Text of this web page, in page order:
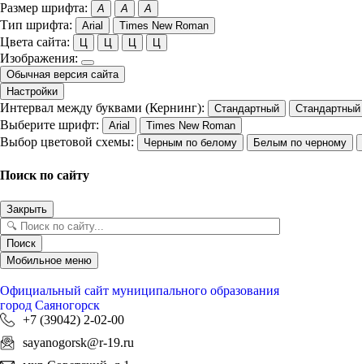
Размер шрифта: A A A
Тип шрифта: Arial Times New Roman
Цвета сайта: Ц Ц Ц Ц
Изображения:
Обычная версия сайта
Настройки
Интервал между буквами (Кернинг): Стандартный Стандартный
Выберите шрифт: Arial Times New Roman
Выбор цветовой схемы: Черным по белому Белым по черному
Поиск по сайту
Закрыть
Поиск
Мобильное меню
Официальный сайт муниципального образования
город Саяногорск
+7 (39042) 2-02-00
sayanogorsk@r-19.ru